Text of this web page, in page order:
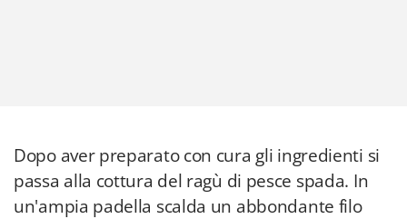
Dopo aver preparato con cura gli ingredienti si
passa alla cottura del ragù di pesce spada. In
un'ampia padella scalda un abbondante filo